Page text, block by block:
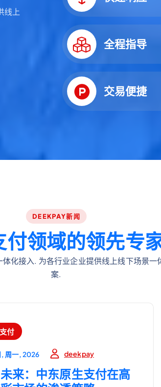
线上
全程指导
交易便捷
DEEKPAY新闻
付领域的领先专
化接入. 为各行业企业提供线上线下场景一
案.
付
, 周一, 2026 deekpay
来：中东原生支付在高